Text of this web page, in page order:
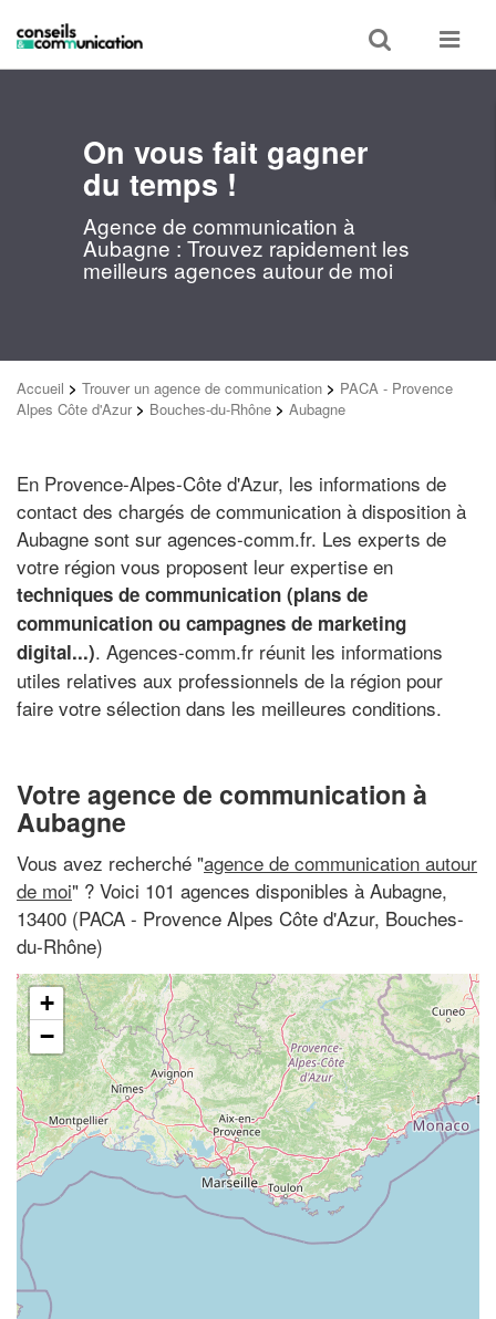
Toggle
search
Toggle
On vous fait gagner
du temps !
Agence de communication à
Aubagne : Trouvez rapidement les
meilleurs agences autour de moi
Accueil > Trouver un agence de communication > PACA - Provence
Alpes Côte d'Azur > Bouches-du-Rhône > Aubagne
En Provence-Alpes-Côte d'Azur, les informations de
contact des chargés de communication à disposition à
Aubagne sont sur agences-comm.fr. Les experts de
votre région vous proposent leur expertise en
techniques de communication (plans de
communication ou campagnes de marketing
digital...). Agences-comm.fr réunit les informations
utiles relatives aux professionnels de la région pour
faire votre sélection dans les meilleures conditions.
Votre agence de communication à
Aubagne
Vous avez recherché "agence de communication autour
de moi" ? Voici 101 agences disponibles à Aubagne,
13400 (PACA - Provence Alpes Côte d'Azur, Bouches-
du-Rhône)
+
−